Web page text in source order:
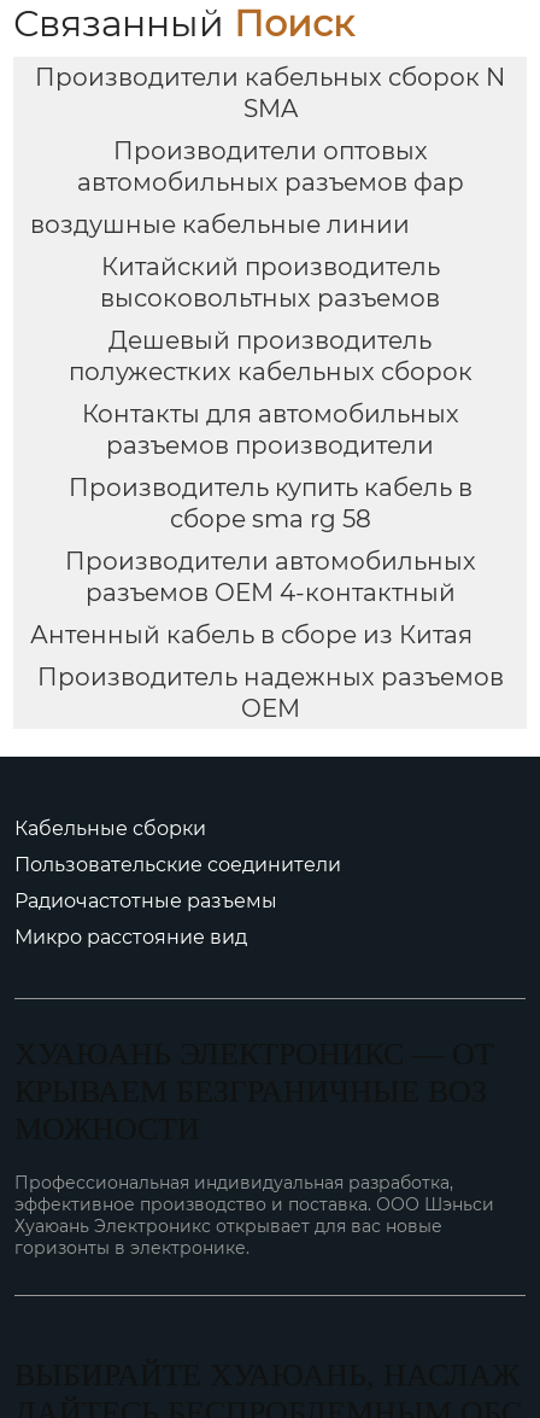
Связанный Поиск
Производители кабельных сборок N
SMA
Производители оптовых
автомобильных разъемов фар
воздушные кабельные линии
Китайский производитель
высоковольтных разъемов
Дешевый производитель
полужестких кабельных сборок
Контакты для автомобильных
разъемов производители
Производитель купить кабель в
сборе sma rg 58
Производители автомобильных
разъемов OEM 4-контактный
Антенный кабель в сборе из Китая
Производитель надежных разъемов
OEM
Кабельные сборки
Пользовательские соединители
Радиочастотные разъемы
Микро расстояние вид
Профессиональная индивидуальная разработка,
эффективное производство и поставка. ООО Шэньси
Хуаюань Электроникс открывает для вас новые
горизонты в электронике.